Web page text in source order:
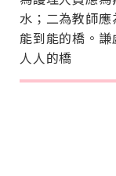
水；二為教師
能到能的橋。
人人的橋